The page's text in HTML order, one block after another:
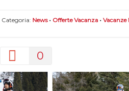
News• Offerte Vacanza • Vacanze
0